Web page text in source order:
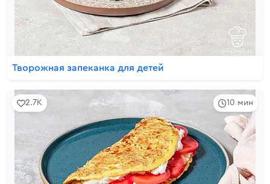
Творожная запеканка для детей
10 мин
2.7K